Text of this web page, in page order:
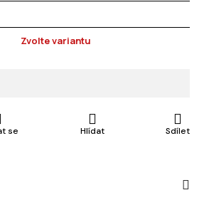
Zvolte variantu
se Hlídat Sdílet